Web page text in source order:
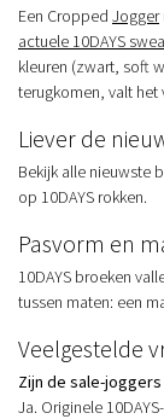
Een Cropped Jogger
actuele 10DAYS
kleuren (zwart, soft
terugkomen, valt het
Liever de
Bekijk alle nieuwste
op 10DAYS rokken.
Pasvorm en
10DAYS broeken
tussen maten: een
Veelgestelde
Zijn de sale-
Ja. Originele